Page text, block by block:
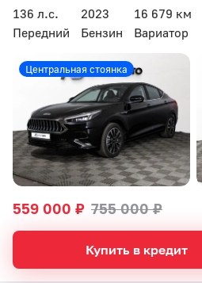
136 л.с.
2023
16 679 км
Передний
Бензин Вариатор
559 000 ₽ 755 000 ₽
Центральная стоянка
Купить в кредит